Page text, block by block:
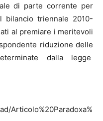
di parte corrente per
bilancio triennale 2010-
al premiare i meritevoli
riduzione delle
dalla legge
Articolo%20Paradoxa%